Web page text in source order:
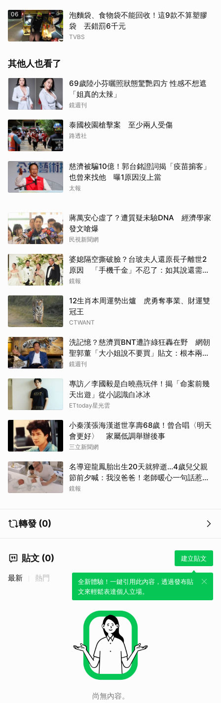
06
泡麵袋、食物袋不能回收！這9款不算塑膠
袋 丟錯罰6千元
TVBS
其他人也看了
69歲陸小芬曬照狀態驚艷四方 性感不想遮
「姐真的太辣」
鏡週刊
泰國校園槍擊案 至少兩人受傷
路透社
慈濟被騙10億！郭台銘證詞揭「疫苗掮客」
也曾來找他 曝1原因沒上當
太報
蔣萬安心虛了？遭質疑未驗DNA 經濟學家
發文嗆爆
民視新聞網
婆媳隔空撕破臉？台玻夫人還原長子離世2
原因 「手機千金」不忍了：如其說還需要
離開嗎？
鏡報
12生肖本周運勢出爐 虎勇奪事業、財運雙
冠王
CTWANT
洗記憶？慈濟買BNT遭詐綠狂轟在野 網朝
聖郭董「大小姐說不要買」貼文：根本兩碼
事
鏡週刊
專訪／李國毅是白曉燕玩伴！揭「命案前幾
天出遊」從小認識白冰冰
ETtoday星光雲
小秦漢張海漢逝世享壽68歲！曾合唱〈明天
會更好〉 家屬低調舉辦後事
三立新聞網
名導迎龍鳳胎出生20天就猝逝...4歲兒父親
節前夕喊：我沒爸爸！老師暖心一句話惹哭
遺孀
鏡報
轉發 (0)
貼文 (0) 建立貼文
全新體驗！一鍵引用此內容，透過發布貼
文來輕鬆表達個人立場。
最新 熱門
尚無內容。
取消